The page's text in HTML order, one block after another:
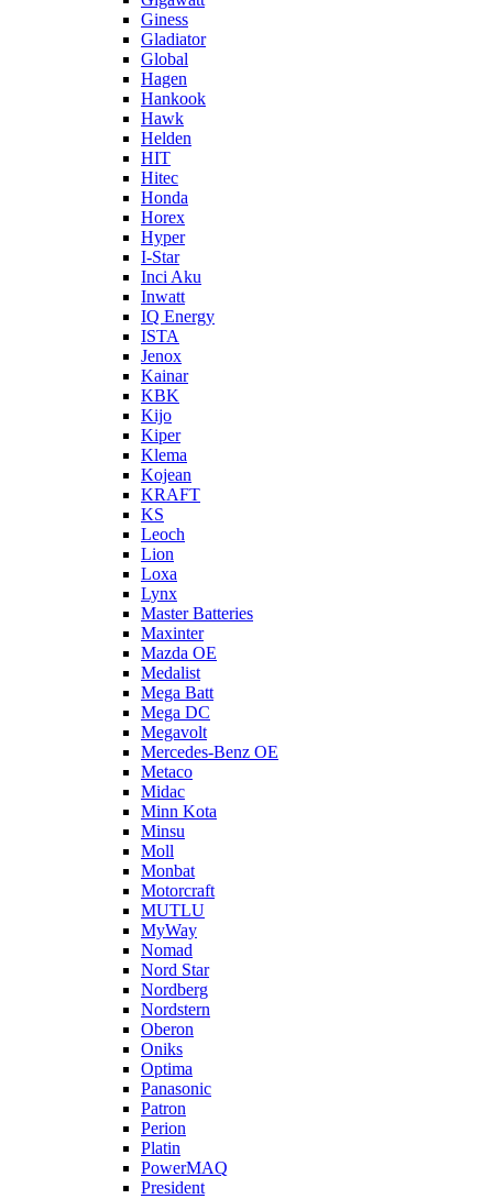
Giness
Gladiator
Global
Hagen
Hankook
Hawk
Helden
HIT
Hitec
Honda
Horex
Hyper
I-Star
Inci Aku
Inwatt
IQ Energy
ISTA
Jenox
Kainar
KBK
Kijo
Kiper
Klema
Kojean
KRAFT
KS
Leoch
Lion
Loxa
Lynx
Master Batteries
Maxinter
Mazda OE
Medalist
Mega Batt
Mega DC
Megavolt
Mercedes-Benz OE
Metaco
Midac
Minn Kota
Minsu
Moll
Monbat
Motorcraft
MUTLU
MyWay
Nomad
Nord Star
Nordberg
Nordstern
Oberon
Oniks
Optima
Panasonic
Patron
Perion
Platin
PowerMAQ
President